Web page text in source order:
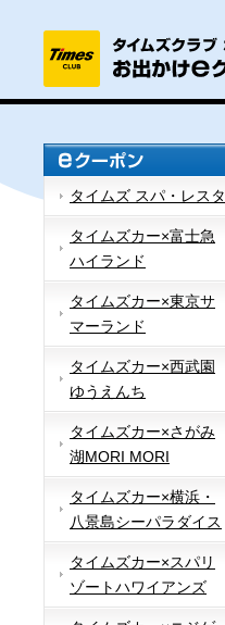
タイムズ スパ・レスタ
タイムズカー×富士急
ハイランド
タイムズカー×東京サ
マーランド
タイムズカー×西武園
ゆうえんち
タイムズカー×さがみ
湖MORI MORI
タイムズカー×横浜・
八景島シーパラダイス
タイムズカー×スパリ
ゾートハワイアンズ